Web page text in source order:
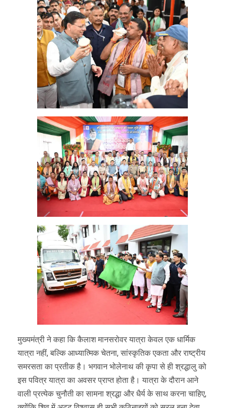
मुख्यमंत्री ने कहा कि कैलाश मानसरोवर यात्रा केवल एक धार्मिक
यात्रा नहीं, बल्कि आध्यात्मिक चेतना, सांस्कृतिक एकता और राष्ट्रीय
समरसता का प्रतीक है। भगवान भोलेनाथ की कृपा से ही श्रद्धालु को
इस पवित्र यात्रा का अवसर प्राप्त होता है। यात्रा के दौरान आने
वाली प्रत्येक चुनौती का सामना श्रद्धा और धैर्य के साथ करना चाहिए,